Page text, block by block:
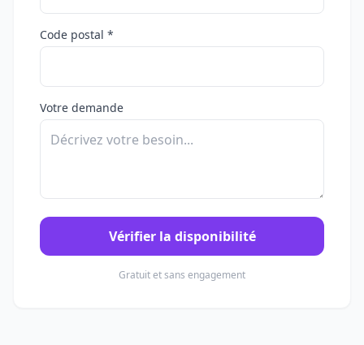
Code postal *
Votre demande
Vérifier la disponibilité
Gratuit et sans engagement